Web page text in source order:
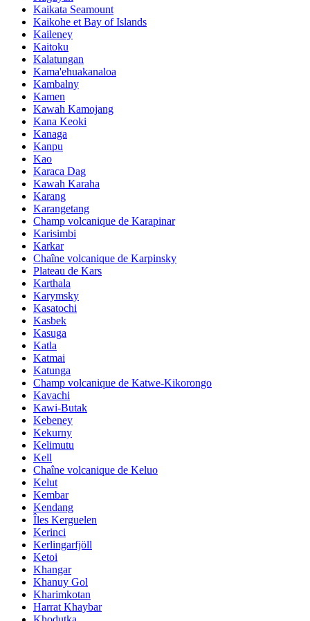
Kaikata Seamount
Kaikohe et Bay of Islands
Kaileney
Kaitoku
Kalatungan
Kama'ehuakanaloa
Kambalny
Kamen
Kawah Kamojang
Kana Keoki
Kanaga
Kanpu
Kao
Karaca Dag
Kawah Karaha
Karang
Karangetang
Champ volcanique de Karapinar
Karisimbi
Karkar
Chaîne volcanique de Karpinsky
Plateau de Kars
Karthala
Karymsky
Kasatochi
Kasbek
Kasuga
Katla
Katmai
Katunga
Champ volcanique de Katwe-Kikorongo
Kavachi
Kawi-Butak
Kebeney
Kekurny
Kelimutu
Kell
Chaîne volcanique de Keluo
Kelut
Kembar
Kendang
Îles Kerguelen
Kerinci
Kerlingarfjöll
Ketoi
Khangar
Khanuy Gol
Kharimkotan
Harrat Khaybar